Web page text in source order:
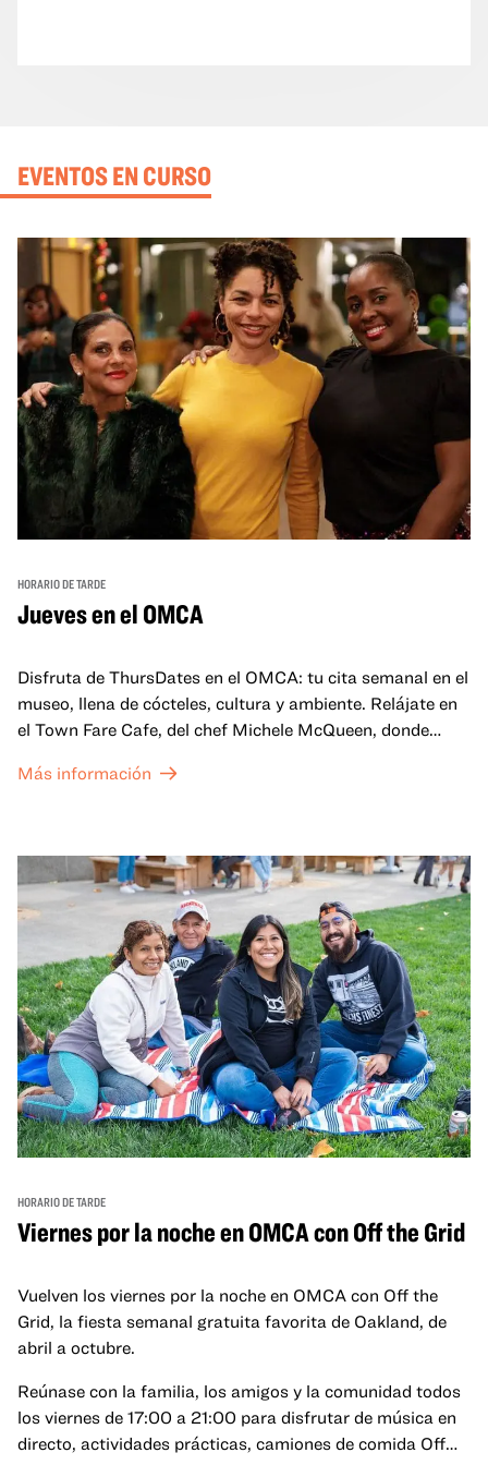
EVENTOS EN CURSO
HORARIO DE TARDE
Jueves en el OMCA
Disfruta de ThursDates en el OMCA: tu cita semanal en el
museo, llena de cócteles, cultura y ambiente. Relájate en
el Town Fare Cafe, del chef Michele McQueen, donde
fondo, o explora las galerías, que cobran vida por la noche
adultos!
Más información
HORARIO DE TARDE
Viernes por la noche en OMCA con Off the Grid
Vuelven los viernes por la noche en OMCA con Off the
Grid, la fiesta semanal gratuita favorita de Oakland, de
abril a octubre.
Reúnase con la familia, los amigos y la comunidad todos
los viernes de 17:00 a 21:00 para disfrutar de música en
directo, actividades prácticas, camiones de comida Off